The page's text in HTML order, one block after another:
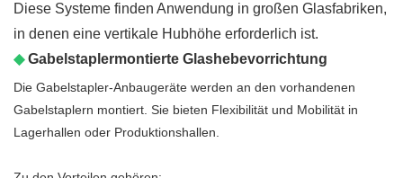
Diese Systeme finden Anwendung in großen Glasfabriken,
in denen eine vertikale Hubhöhe erforderlich ist.
◆Gabelstaplermontierte Glashebevorrichtung
Die Gabelstapler-Anbaugeräte werden an den vorhandenen
Gabelstaplern montiert. Sie bieten Flexibilität und Mobilität in
Lagerhallen oder Produktionshallen.